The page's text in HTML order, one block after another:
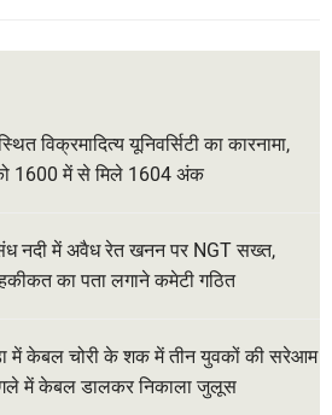
विक्रमादित्य यूनिवर्सिटी का कारनामा,
1600 में से मिले 1604 अंक
नदी में अवैध रेत खनन पर NGT सख्त,
का पता लगाने कमेटी गठित
में केबल चोरी के शक में तीन युवकों की सरेआम
गले में केबल डालकर निकाला जुलूस